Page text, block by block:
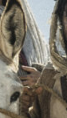
geben